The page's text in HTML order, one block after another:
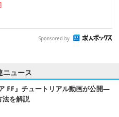
Sponsored by
ニュース
FF』チュートリアル動画が公開―
法を解説